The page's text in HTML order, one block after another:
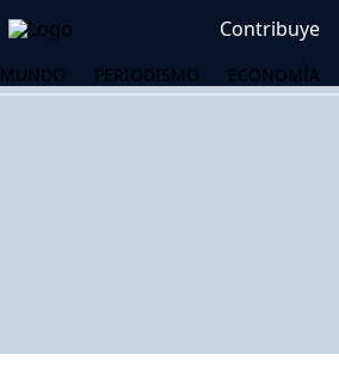
Contribuye
MUNDO PERIODISMO ECONOMÍA